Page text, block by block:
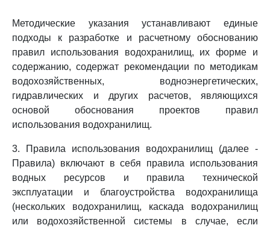
Методические указания устанавливают единые
подходы к разработке и расчетному обоснованию
правил использования водохранилищ, их форме и
содержанию, содержат рекомендации по методикам
водохозяйственных, водноэнергетических,
гидравлических и других расчетов, являющихся
основой обоснования проектов правил
использования водохранилищ.
3. Правила использования водохранилищ (далее -
Правила) включают в себя правила использования
водных ресурсов и правила технической
эксплуатации и благоустройства водохранилища
(нескольких водохранилищ, каскада водохранилищ
или водохозяйственной системы в случае, если